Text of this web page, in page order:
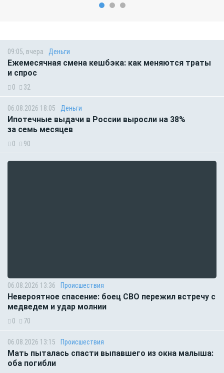
09:05, вчера Деньги
Ежемесячная смена кешбэка: как меняются траты
и спрос
0 32
06.08.2026 18:05 Деньги
Ипотечные выдачи в России выросли на 38%
за семь месяцев
0 90
06.08.2026 13:36 Происшествия
Невероятное спасение: боец СВО пережил встречу с
медведем и удар молнии
0 70
06.08.2026 13:15 Происшествия
Мать пыталась спасти выпавшего из окна малыша:
оба погибли